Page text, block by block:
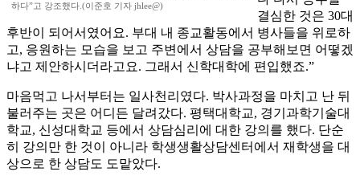
하다”고 강조했다.(이준호 기자 jhlee@)
결심한 것은 30대
후반이 되어서였어요. 부대 내 종교활동에서 병사들을 위로하
고, 응원하는 모습을 보고 주변에서 상담을 공부해보면 어떻겠
냐고 제안하시더라고요. 그래서 신학대학에 편입했죠.”
마음먹고 나서부터는 일사천리였다. 박사과정을 마치고 난 뒤
불러주는 곳은 어디든 달려갔다. 평택대학교, 경기과학기술대
학교, 신성대학교 등에서 상담심리에 대한 강의를 했다. 단순
히 강의만 한 것이 아니라 학생생활상담센터에서 재학생을 대
상으로 한 상담도 도맡았다.